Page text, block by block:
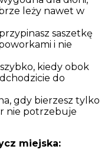
leży nawet w
saszetkę
i nie
szybko, kiedy obok
do
gdy bierzesz tylko
nie potrzebuje
miejska: